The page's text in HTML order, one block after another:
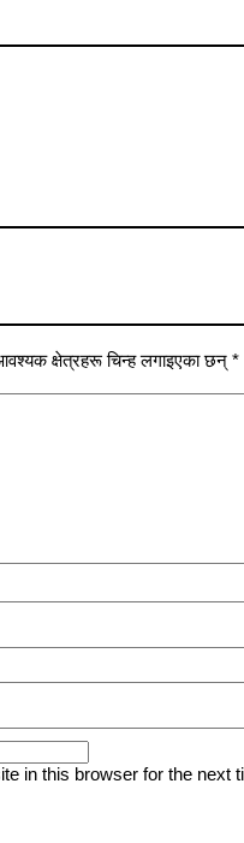
क्षेत्रहरू चिन्ह लगाइएका छन् *
in this browser for the next